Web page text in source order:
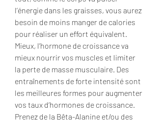
l’énergie dans les graisses, vous aurez
besoin de moins manger de calories
pour réaliser un effort équivalent.
Mieux, l’hormone de croissance va
mieux nourrir vos muscles et limiter
la perte de masse musculaire. Des
entraînements de forte intensité sont
les meilleures formes pour augmenter
vos taux d’hormones de croissance.
Prenez de la Bêta-Alanine et/ou des